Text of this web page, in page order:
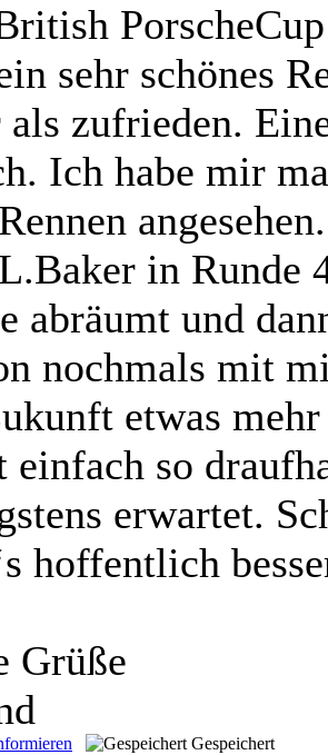
sehr schönes
als zufrieden.
Ich habe mir
in Runde
abräumt und
nochmals mit
etwas
einfach so
erwartet.
hoffentlich
Grüße
Gespeichert